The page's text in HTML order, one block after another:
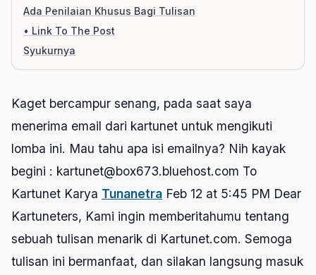
Ada Penilaian Khusus Bagi Tulisan
• Link To The Post
Syukurnya
Kaget bercampur senang, pada saat saya
menerima email dari kartunet untuk mengikuti
lomba ini. Mau tahu apa isi emailnya? Nih kayak
begini : kartunet@box673.bluehost.com To
Kartunet Karya Tunanetra Feb 12 at 5:45 PM Dear
Kartuneters, Kami ingin memberitahumu tentang
sebuah tulisan menarik di Kartunet.com. Semoga
tulisan ini bermanfaat, dan silakan langsung masuk